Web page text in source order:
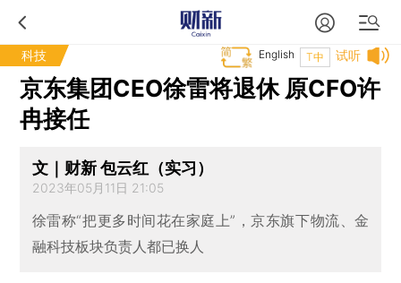
科技 试听
T中
English
京东集团CEO徐雷将退休 原CFO许
冉接任
文｜财新 包云红（实习）
2023年05月11日 21:05
徐雷称“把更多时间花在家庭上”，京东旗下物流、金
融科技板块负责人都已换人